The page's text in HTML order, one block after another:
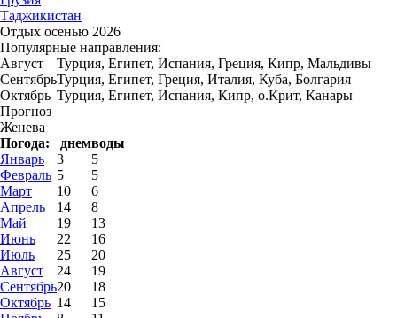
Таджикистан
Отдых осенью 2026
Популярные направления:
Август
Турция, Египет, Испания, Греция, Кипр, Мальдивы
СентябрьТурция, Египет, Греция, Италия, Куба, Болгария
Октябрь Турция, Египет, Испания, Кипр, о.Крит, Канары
Прогноз
Женева
Погода:
днемводы
Январь
3
5
Февраль 5
5
Март
10
6
Апрель
14
8
Май
19
13
Июнь
22
16
Июль
25
20
Август
24
19
Сентябрь20
18
Октябрь 14
15